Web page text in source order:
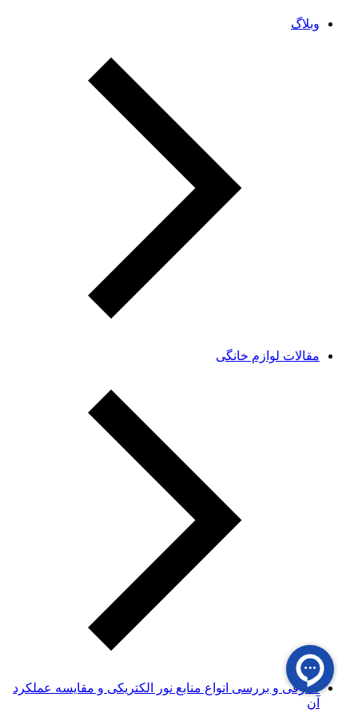
وبلاگ
مقالات لوازم خانگی
معرفی و بررسی انواع منابع نور الکتریکی و مقایسه عملکرد
آن‌